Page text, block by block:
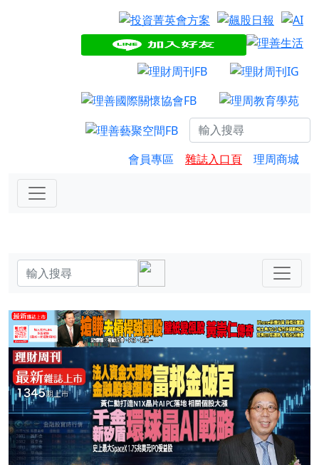
會員專區 雜誌入口頁 理周商城